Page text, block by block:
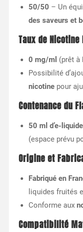
50/50 – Un
des saveurs et
Taux de
0 mg/ml (prêt à
Possibilité
nicotinepour
Contenance du
50 ml d’e-liquide
(espace prévu
Origine et
Fabriqué en
liquides fruités
Conforme aux
Compatibilité